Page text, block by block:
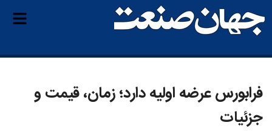
فرابورس عرضه اولیه دارد؛ زمان، قیمت و
جزئیات